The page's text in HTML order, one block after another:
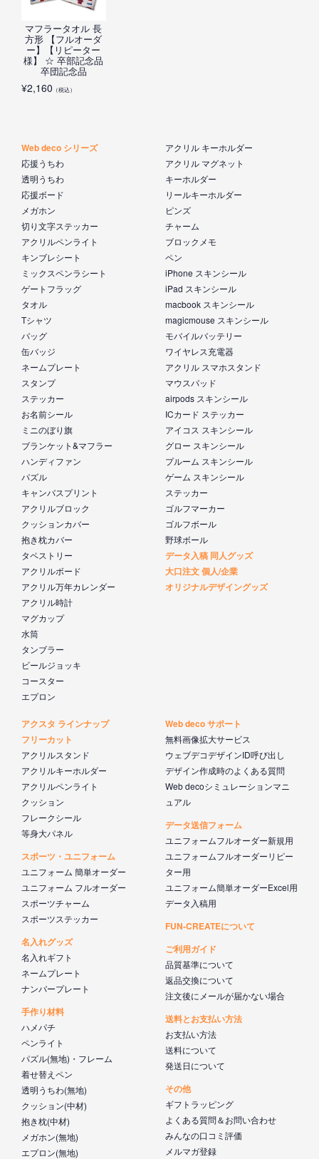
マフラータオル 長
方形 【フルオーダ
ー】【リピーター
様】 ☆ 卒部記念品
卒団記念品
¥2,160 （税込）
Web deco シリーズ
応援うちわ
透明うちわ
応援ボード
メガホン
切り文字ステッカー
アクリルペンライト
キンブレシート
ミックスペンラシート
ゲートフラッグ
タオル
Tシャツ
バッグ
缶バッジ
ネームプレート
スタンプ
ステッカー
お名前シール
ミニのぼり旗
ブランケット&マフラー
ハンディファン
パズル
キャンバスプリント
アクリルブロック
クッションカバー
抱き枕カバー
タペストリー
アクリルボード
アクリル万年カレンダー
アクリル時計
マグカップ
水筒
タンブラー
ビールジョッキ
コースター
エプロン
アクリル キーホルダー
アクリル マグネット
キーホルダー
リールキーホルダー
ピンズ
チャーム
ブロックメモ
ペン
iPhone スキンシール
iPad スキンシール
macbook スキンシール
magicmouse スキンシール
モバイルバッテリー
ワイヤレス充電器
アクリル スマホスタンド
マウスパッド
airpods スキンシール
ICカード ステッカー
アイコス スキンシール
グロー スキンシール
プルーム スキンシール
ゲーム スキンシール
ステッカー
ゴルフマーカー
ゴルフボール
野球ボール
データ入稿 同人グッズ
大口注文 個人/企業
オリジナルデザイングッズ
アクスタ ラインナップ
フリーカット
アクリルスタンド
アクリルキーホルダー
アクリルペンライト
クッション
フレークシール
等身大パネル
スポーツ・ユニフォーム
ユニフォーム 簡単オーダー
ユニフォーム フルオーダー
スポーツチャーム
スポーツステッカー
名入れグッズ
名入れギフト
ネームプレート
ナンバープレート
手作り材料
ハメパチ
ペンライト
パズル(無地)・フレーム
着せ替えペン
透明うちわ(無地)
クッション(中材)
抱き枕(中材)
メガホン(無地)
エプロン(無地)
Web deco サポート
無料画像拡大サービス
ウェブデコデザインID呼び出し
デザイン作成時のよくある質問
Web decoシミュレーションマニ
ュアル
データ送信フォーム
ユニフォームフルオーダー新規用
ユニフォームフルオーダーリピー
ター用
ユニフォーム簡単オーダーExcel用
データ入稿用
FUN-CREATEについて
ご利用ガイド
品質基準について
返品交換について
注文後にメールが届かない場合
送料とお支払い方法
お支払い方法
送料について
発送日について
その他
ギフトラッピング
よくある質問＆お問い合わせ
みんなの口コミ評価
メルマガ登録